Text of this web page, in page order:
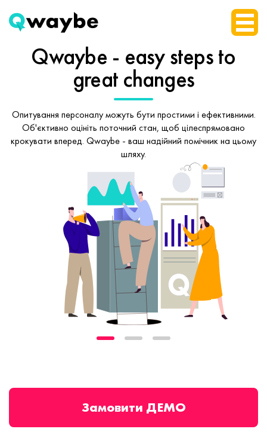
Qwaybe - easy stepsto
great changes
Опитування персоналу можуть бути простими і ефективними.
Об'єктивно оцініть поточний стан, щоб цілеспрямовано
крокувати вперед. Qwaybe - ваш надійний помічник на цьому
шляху.
Замовити ДЕМО